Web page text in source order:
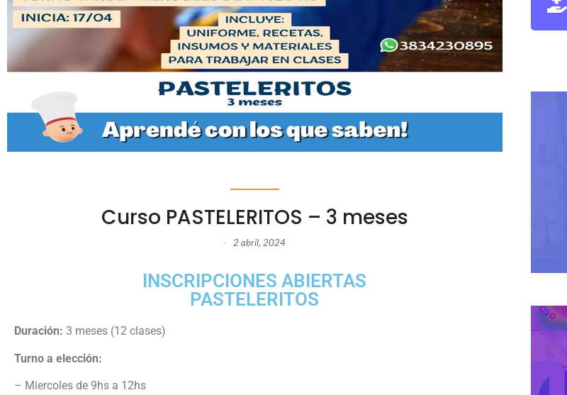
Curso PASTELERITOS – 3 meses
- 2 abril, 2024
INSCRIPCIONES ABIERTAS
PASTELERITOS
Duración: 3 meses (12 clases)
Turno a elección:
– Miercoles de 9hs a 12hs